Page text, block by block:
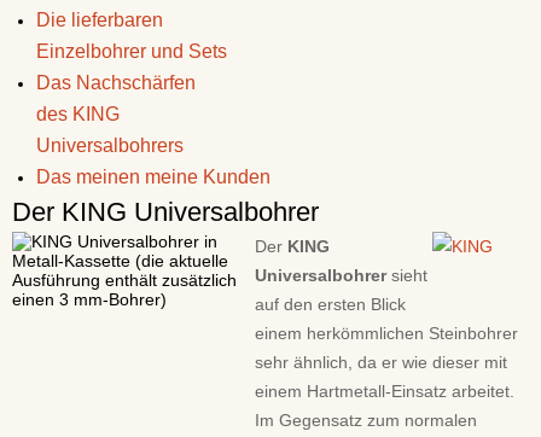
Die lieferbaren
Einzelbohrer und Sets
Das Nachschärfen
des KING
Universalbohrers
Das meinen meine Kunden
Der KING Universalbohrer
Der KING
Universalbohrersieht
auf den ersten Blick
einem herkömmlichen Steinbohrer
sehr ähnlich, da er wie dieser mit
einem Hartmetall-Einsatz arbeitet.
Im Gegensatz zum normalen